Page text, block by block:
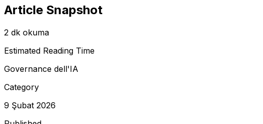
Article Snapshot
2 dk okuma
Estimated Reading Time
Governance dell'IA
Category
9 Şubat 2026